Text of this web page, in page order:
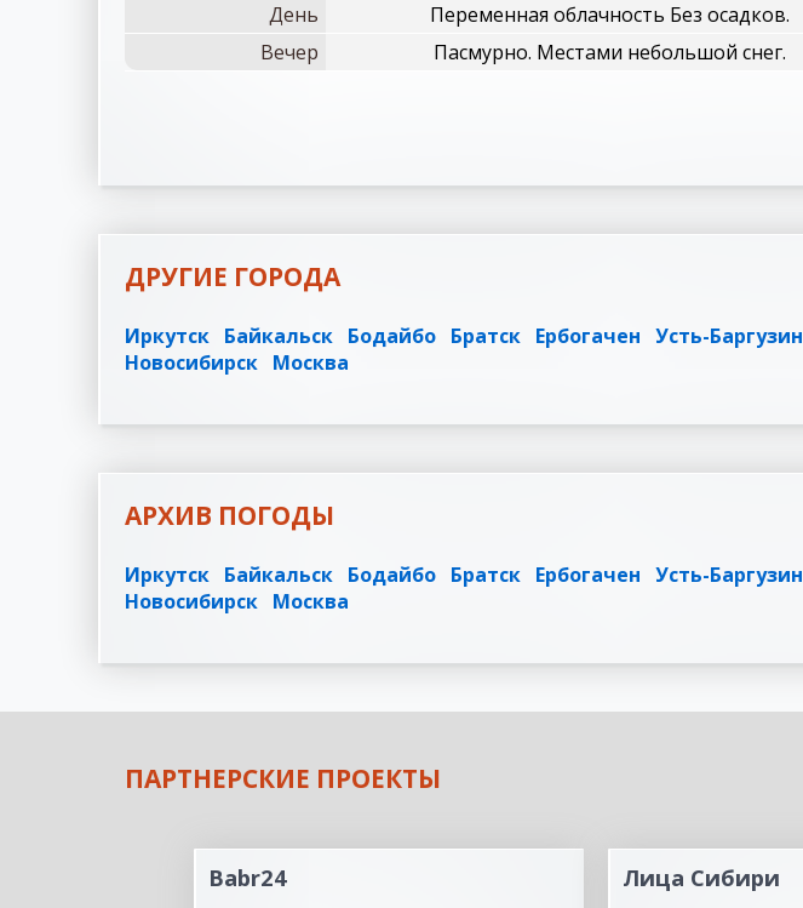
День
Переменная облачность Без осадков.
Вечер
Пасмурно. Местами небольшой снег.
ДРУГИЕ ГОРОДА
Иркутск Байкальск Бодайбо Братск Ербогачен Усть-Баргузин
Новосибирск Москва
АРХИВ ПОГОДЫ
Иркутск Байкальск Бодайбо Братск Ербогачен Усть-Баргузин
Новосибирск Москва
ПАРТНЕРСКИЕ ПРОЕКТЫ
Babr24 Лица Сибири